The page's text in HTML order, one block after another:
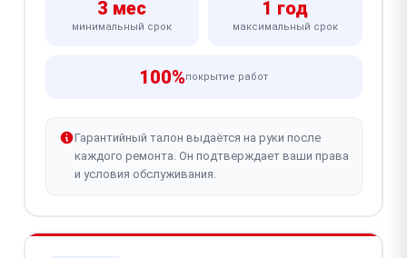
3 мес
минимальный срок
1 год
максимальный срок
100%покрытие работ
Гарантийный талон выдаётся на руки после
каждого ремонта. Он подтверждает ваши права
и условия обслуживания.